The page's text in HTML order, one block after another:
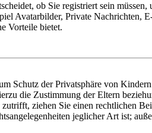
ob Sie registriert sein
Avatarbilder, Private Nachrichten,
Vorteile bietet.
Schutz der Privatsphäre von
die Zustimmung der Eltern
ziehen Sie einen rechtlichen
jeglicher Art ist;